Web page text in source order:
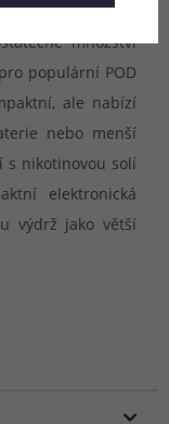
do všech typů
množství
populární POD
ale nabízí
nebo menší
s nikotinovou solí
elektronická
výdrž jako větší